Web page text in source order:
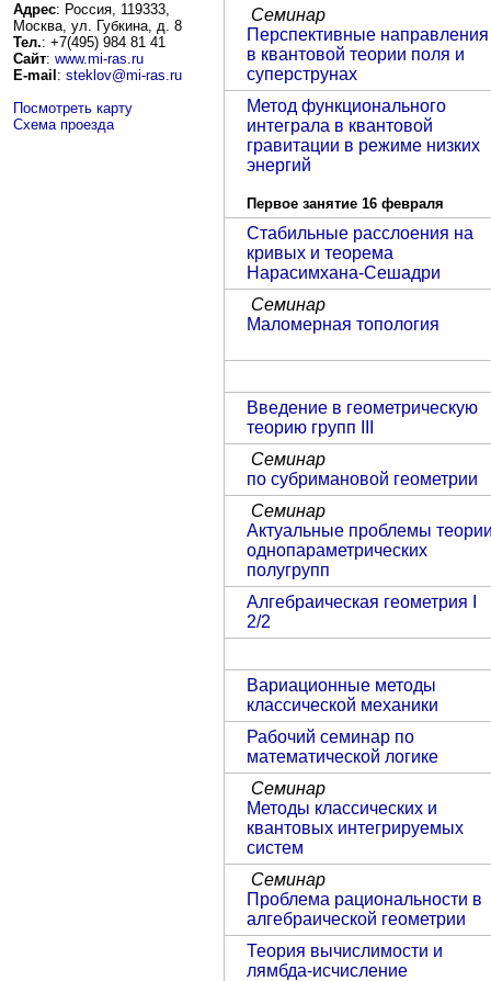
Адрес: Россия, 119333,
Москва, ул. Губкина, д. 8
Тел.: +7(495) 984 81 41
Сайт: www.mi-ras.ru
E-mail : steklov@mi-ras.ru
Посмотреть карту
Схема проезда
Семинар
Перспективные направления
в квантовой теории поля и
суперструнах
Метод функционального
интеграла в квантовой
гравитации в режиме низких
энергий
Первое занятие 16 февраля
Стабильные расслоения на
кривых и теорема
Нарасимхана-Сешадри
Семинар
Маломерная топология
Введение в геометрическую
теорию групп III
Семинар
по субримановой геометрии
Семинар
Актуальные проблемы
однопараметрических
полугрупп
Алгебраическая геометрия I
2/2
Вариационные методы
классической механики
Рабочий семинар по
математической логике
Семинар
Методы классических и
квантовых интегрируемых
систем
Семинар
Проблема рациональности в
алгебраической геометрии
Теория вычислимости и
лямбда-исчисление